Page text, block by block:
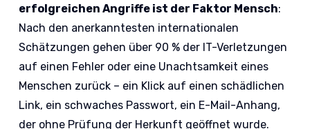
erfolgreichen Angriffe ist der Faktor Mensch:
Nach den anerkanntesten internationalen
Schätzungen gehen über 90 % der IT-Verletzungen
auf einen Fehler oder eine Unachtsamkeit eines
Menschen zurück – ein Klick auf einen schädlichen
Link, ein schwaches Passwort, ein E-Mail-Anhang,
der ohne Prüfung der Herkunft geöffnet wurde.